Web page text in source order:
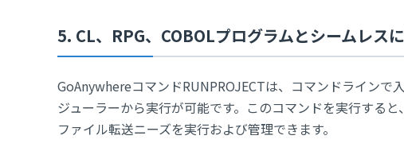
5. CL、RPG、COBOLプログラムとシームレス
GoAnywhereコマンドRUNPROJECTは、コマンドラインで
ジューラーから実行が可能です。このコマンドを実行する
ファイル転送ニーズを実行および管理できます。